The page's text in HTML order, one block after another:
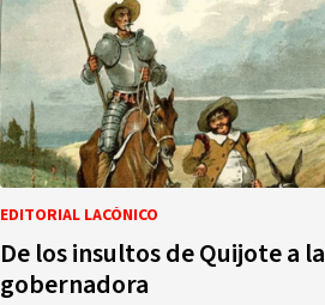
EDITORIAL LACÓNICO
De los insultos de Quijote a la
gobernadora